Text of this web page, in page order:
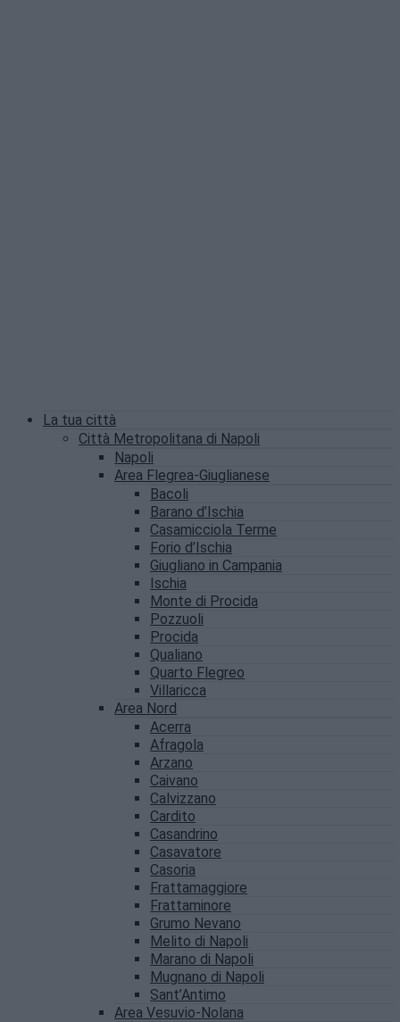
La tua città
Città Metropolitana di Napoli
Napoli
Area Flegrea-Giuglianese
Bacoli
Barano d’Ischia
Casamicciola Terme
Forio d’Ischia
Giugliano in Campania
Ischia
Monte di Procida
Pozzuoli
Procida
Qualiano
Quarto Flegreo
Villaricca
Area Nord
Acerra
Afragola
Arzano
Caivano
Calvizzano
Cardito
Casandrino
Casavatore
Casoria
Frattamaggiore
Frattaminore
Grumo Nevano
Melito di Napoli
Marano di Napoli
Mugnano di Napoli
Sant’Antimo
Area Vesuvio-Nolana